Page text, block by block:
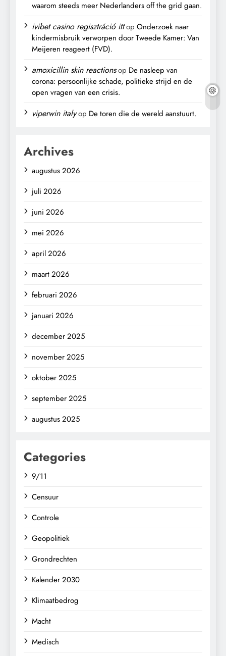
waarom steeds meer Nederlanders off the grid gaan.
ivibet casino regisztráció ittop Onderzoek naar
kindermisbruik verworpen door Tweede Kamer: Van
Meijeren reageert (FVD).
amoxicillin skin reactionsop De nasleep van
corona: persoonlijke schade, politieke strijd en de
open vragen van een crisis.
viperwin italyop De toren die de wereld aanstuurt.
Archives
augustus 2026
juli 2026
juni 2026
mei 2026
april 2026
maart 2026
februari 2026
januari 2026
december 2025
november 2025
oktober 2025
september 2025
augustus 2025
Categories
9/11
Censuur
Controle
Geopolitiek
Grondrechten
Kalender 2030
Klimaatbedrog
Macht
Medisch